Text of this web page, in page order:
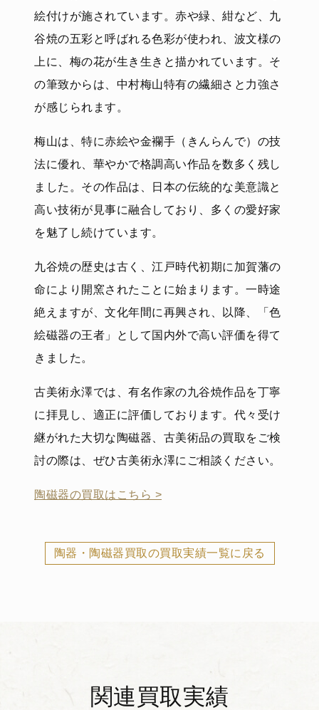
絵付けが施されています。赤や緑、紺など、九
谷焼の五彩と呼ばれる色彩が使われ、波文様の
上に、梅の花が生き生きと描かれています。そ
の筆致からは、中村梅山特有の繊細さと力強さ
が感じられます。
梅山は、特に赤絵や金襴手（きんらんで）の技
法に優れ、華やかで格調高い作品を数多く残し
ました。その作品は、日本の伝統的な美意識と
高い技術が見事に融合しており、多くの愛好家
を魅了し続けています。
九谷焼の歴史は古く、江戸時代初期に加賀藩の
命により開窯されたことに始まります。一時途
絶えますが、文化年間に再興され、以降、「色
絵磁器の王者」として国内外で高い評価を得て
きました。
古美術永澤では、有名作家の九谷焼作品を丁寧
に拝見し、適正に評価しております。代々受け
継がれた大切な陶磁器、古美術品の買取をご検
討の際は、ぜひ古美術永澤にご相談ください。
陶磁器の買取はこちら >
陶器・陶磁器買取の買取実績一覧に戻る
関連買取実績